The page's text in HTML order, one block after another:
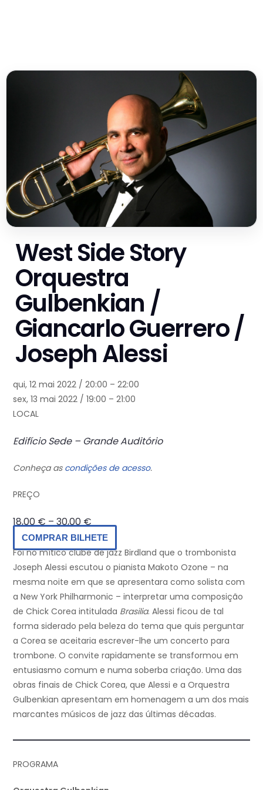
West Side Story
Orquestra
Gulbenkian /
Giancarlo Guerrero /
Joseph Alessi
qui, 12 mai 2022 / 20:00 – 22:00
sex, 13 mai 2022 / 19:00 – 21:00
LOCAL
Edifício Sede – Grande Auditório
Conheça as condições de acesso.
PREÇO
18,00 € – 30,00 €
COMPRAR BILHETE
Foi no mítico clube de jazz Birdland que o trombonista
Joseph Alessi escutou o pianista Makoto Ozone – na
mesma noite em que se apresentara como solista com
a New York Philharmonic – interpretar uma composição
de Chick Corea intitulada Brasilia. Alessi ficou de tal
forma siderado pela beleza do tema que quis perguntar
a Corea se aceitaria escrever-lhe um concerto para
trombone. O convite rapidamente se transformou em
entusiasmo comum e numa soberba criação. Uma das
obras finais de Chick Corea, que Alessi e a Orquestra
Gulbenkian apresentam em homenagem a um dos mais
marcantes músicos de jazz das últimas décadas.
PROGRAMA